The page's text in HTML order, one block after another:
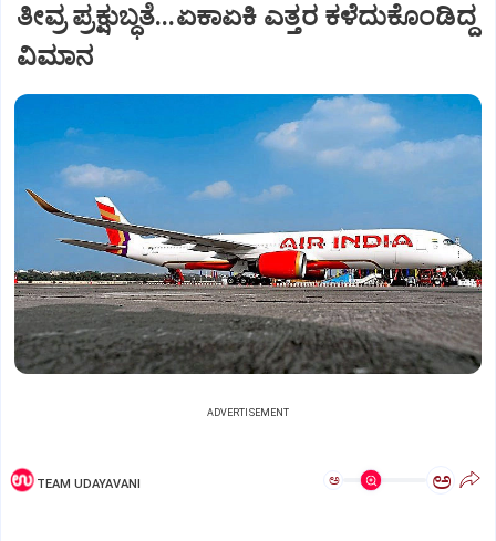
ತೀವ್ರ ಪ್ರಕ್ಷುಬ್ಧತೆ...ಏಕಾಏಕಿ ಎತ್ತರ ಕಳೆದುಕೊಂಡಿದ್ದ
ವಿಮಾನ
ADVERTISEMENT
TEAM UDAYAVANI ಅ ಅ